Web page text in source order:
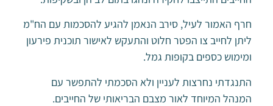
חרף האמור לעיל, סירב הנאמן להגיע להסכמות עם הח"מ
ליתן לחייב צו הפטר חלוט והתעקש לאישור תוכנית פירעון
ומימוש כספים בקופות גמל.
התנגדתי נחרצות לעניין ולא הסכמתי להתפשר עם
המנהל המיוחד לאור מצבם הבריאותי של החייבים.